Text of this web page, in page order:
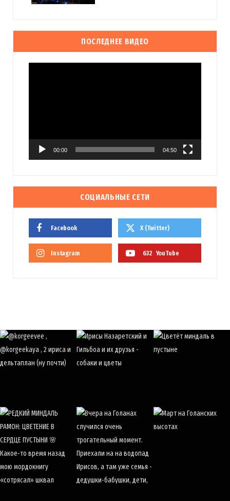
ПОСЛЕДНЕЕ ВИДЕО
00:00 04:50
СОЦИАЛЬНЫЕ СЕТИ
Facebook X (Twitter)
Instagram 632 YouTube